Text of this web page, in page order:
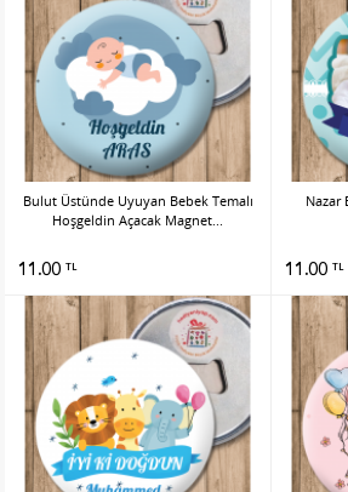
Bulut Üstünde Uyuyan Bebek Temalı
Hoşgeldin Açacak Magnet...
11.00 TL
Nazar
11.00 TL